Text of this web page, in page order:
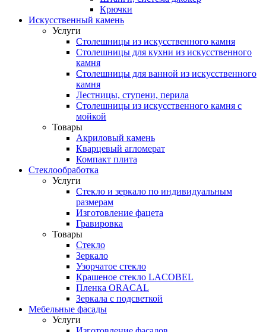
Крючки
Искусственный камень
Услуги
Столешницы из искусственного камня
Столешницы для кухни из искусственного
камня
Столешницы для ванной из искусственного
камня
Лестницы, ступени, перила
Столешницы из искусственного камня с
мойкой
Товары
Акриловый камень
Кварцевый агломерат
Компакт плита
Стеклообработка
Услуги
Стекло и зеркало по индивидуальным
размерам
Изготовление фацета
Гравировка
Товары
Стекло
Зеркало
Узорчатое стекло
Крашеное стекло LACOBEL
Пленка ORACAL
Зеркала с подсветкой
Мебельные фасады
Услуги